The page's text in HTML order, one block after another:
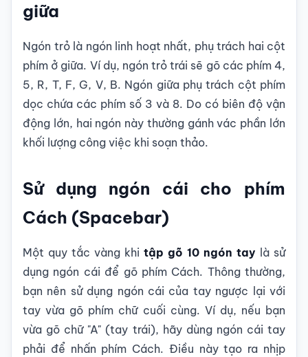
giữa
Ngón trỏ là ngón linh hoạt nhất, phụ trách hai cột
phím ở giữa. Ví dụ, ngón trỏ trái sẽ gõ các phím 4,
5, R, T, F, G, V, B. Ngón giữa phụ trách cột phím
dọc chứa các phím số 3 và 8. Do có biên độ vận
động lớn, hai ngón này thường gánh vác phần lớn
khối lượng công việc khi soạn thảo.
Sử dụng ngón cái cho phím
Cách (Spacebar)
Một quy tắc vàng khi tập gõ 10 ngón tay là sử
dụng ngón cái để gõ phím Cách. Thông thường,
bạn nên sử dụng ngón cái của tay ngược lại với
tay vừa gõ phím chữ cuối cùng. Ví dụ, nếu bạn
vừa gõ chữ "A" (tay trái), hãy dùng ngón cái tay
phải để nhấn phím Cách. Điều này tạo ra nhịp